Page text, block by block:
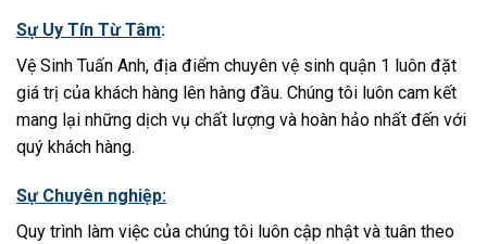
Sự Uy Tín Từ Tâm:
Vệ Sinh Tuấn Anh, địa điểm chuyên vệ sinh quận 1 luôn đặt
giá trị của khách hàng lên hàng đầu. Chúng tôi luôn cam kết
mang lại những dịch vụ chất lượng và hoàn hảo nhất đến với
quý khách hàng.
Sự Chuyên nghiệp:
Quy trình làm việc của chúng tôi luôn cập nhật và tuân theo